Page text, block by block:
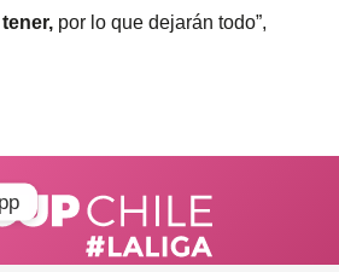
por lo que dejarán todo”,